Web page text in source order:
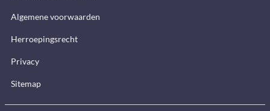
Algemene voorwaarden
Herroepingsrecht
Privacy
Sitemap